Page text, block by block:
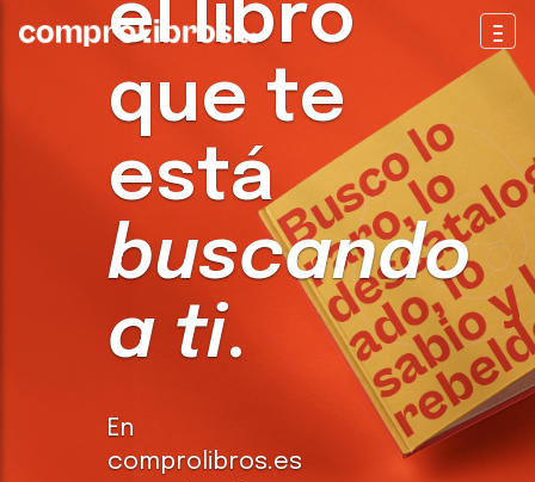
el libro
que te
está
buscando
a ti.
En
comprolibros.es